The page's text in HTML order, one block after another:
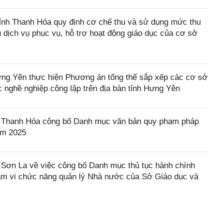
Thanh Hóa quy định cơ chế thu và sử dụng mức thu
vụ phục vụ, hỗ trợ hoạt động giáo dục của cơ sở
Yên thực hiện Phương án tổng thể sắp xếp các cơ sở
nghiệp công lập trên địa bàn tỉnh Hưng Yên
Hóa công bố Danh mục văn bản quy phạm pháp
2025
La về việc công bố Danh mục thủ tục hành chính
vi chức năng quản lý Nhà nước của Sở Giáo dục và